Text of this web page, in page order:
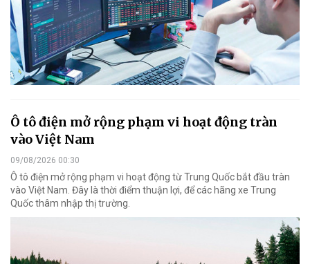
Ô tô điện mở rộng phạm vi hoạt động tràn
vào Việt Nam
09/08/2026 00:30
Ô tô điện mở rộng phạm vi hoạt động từ Trung Quốc bắt đầu tràn
vào Việt Nam. Đây là thời điểm thuận lợi, để các hãng xe Trung
Quốc thâm nhập thị trường.